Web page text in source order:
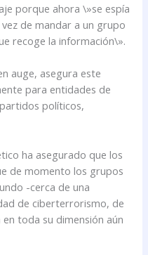
porque ahora \»se espía
de mandar a un grupo
recoge la información\».
auge, asegura este
para entidades de
políticos,
ha asegurado que los
de momento los grupos
-cerca de una
de ciberterrorismo, de
toda su dimensión aún